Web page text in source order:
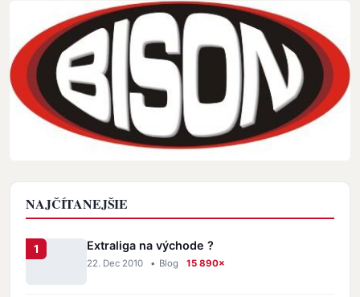
NAJČÍTANEJŠIE
Extraliga na východe ?
22. Dec 2010 • Blog 15 890×